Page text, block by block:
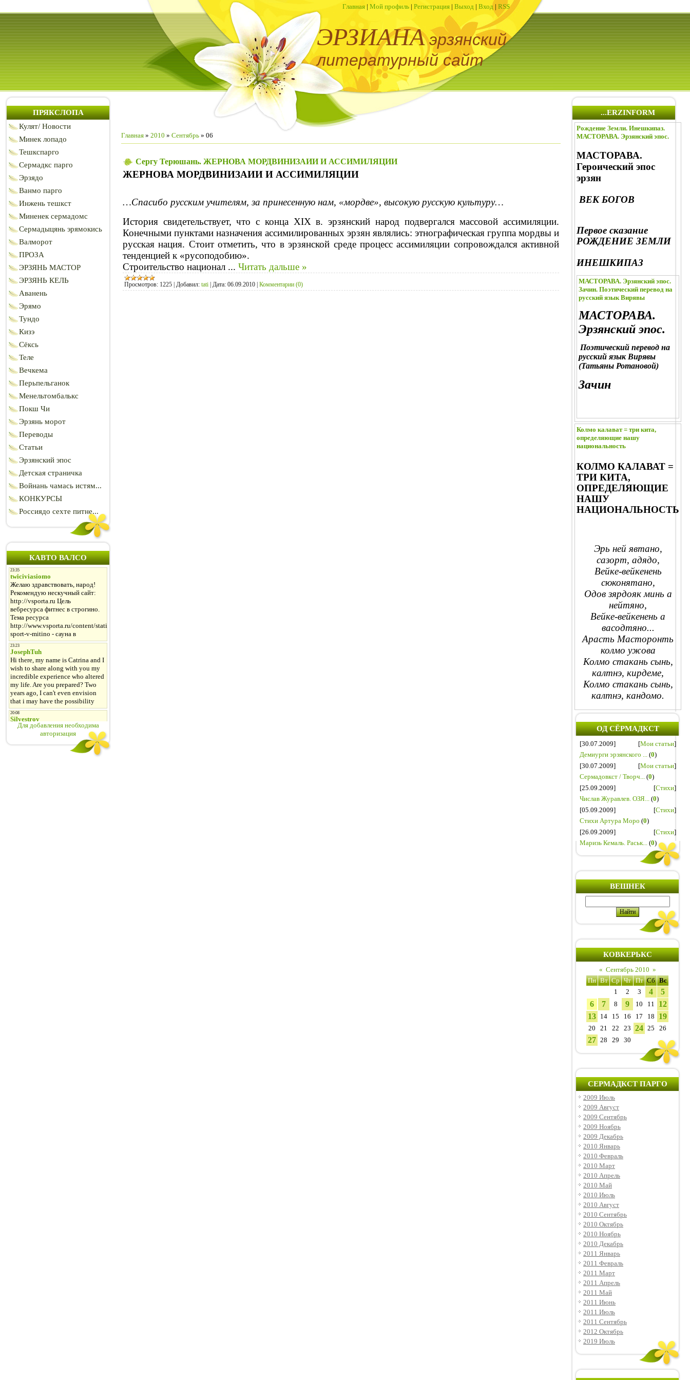
Главная | Мой профиль | Регистрация | Выход | Вход | RSS
ЭРЗИАНА эрзянский
литературный сайт
ПРЯКСЛОПА
Кулят/ Новости
Минек лопадо
Тешкспарго
Сермадкс парго
Эрзядо
Ванмо парго
Инжень тешкст
Миненек сермадомс
Сермадыцянь эрямокись
Валморот
ПРОЗА
ЭРЗЯНЬ МАСТОР
ЭРЗЯНЬ КЕЛЬ
Аванень
Эрямо
Тундо
Кизэ
Сёксь
Теле
Вечкема
Перьпельганок
Менельтомбалькс
Покш Чи
Эрзянь морот
Переводы
Статьи
Эрзянский эпос
Детская страничка
Войнань чамась истям...
КОНКУРСЫ
Россиядо сехте питне...
КАВТО ВАЛСО
Для добавления необходима
авторизация
Главная » 2010 » Сентябрь » 06
Сергу Терюшань. ЖЕРНОВА МОРДВИНИЗАИИ И АССИМИЛЯЦИИ
ЖЕРНОВА МОРДВИНИЗАИИ И АССИМИЛЯЦИИ
…Спасибо русским учителям, за принесенную нам, «мордве», высокую русскую культуру…
История свидетельствует, что с конца ХIХ в. эрзянский народ подвергался массовой ассимиляции.
Конечными пунктами назначения ассимилированных эрзян являлись: этнографическая группа мордвы и
русская нация. Стоит отметить, что в эрзянской среде процесс ассимиляции сопровождался активной
тенденцией к «русоподобию».
Строительство национал ... Читать дальше »
Просмотров: 1225 | Добавил: tati | Дата: 06.09.2010 | Комментарии (0)
...ERZINFORM
Рождение Земли. Инешкипаз.
МАСТОРАВА. Эрзянский эпос.
МАСТОРАВА.
Героический эпос
эрзян
ВЕК БОГОВ
Первое сказание
РОЖДЕНИЕ ЗЕМЛИ
ИНЕШКИПАЗ
МАСТОРАВА. Эрзянский эпос.
Зачин. Поэтический перевод на
русский язык Вирявы
МАСТОРАВА.
Эрзянский эпос.
Поэтический перевод на
русский язык Вирявы
(Татьяны Ротановой)
Зачин
Колмо калават = три кита,
определяющие нашу
национальность
КОЛМО КАЛАВАТ =
ТРИ КИТА,
ОПРЕДЕЛЯЮЩИЕ
НАШУ
НАЦИОНАЛЬНОСТЬ
Эрь ней явтано,
сазорт, адядо,
Вейке-вейкенень
сюконятано,
Одов зярдояк минь а
нейтяно,
Вейке-вейкенень а
васодтяно...
Арасть Масторонть
колмо ужова
Колмо стакань сынь,
калтнэ, кирдеме,
Колмо стакань сынь,
калтнэ, кандомо.
ОД СЁРМАДКСТ
[30.07.2009] [Мои статьи]
Демиурги эрзянского ... (0)
[30.07.2009]
[Мои статьи]
Сермадовкст / Творч... (0)
[25.09.2009]
[Стихи]
Числав Журавлев. ОЗЯ... (0)
[05.09.2009]
[Стихи]
Стихи Артура Моро (0)
[26.09.2009]
[Стихи]
Маризь Кемаль. Раськ... (0)
ВЕШНЕК
КОВКЕРЬКС
« Сентябрь 2010 »
Пн Вт Ср Чт Пт Сб Вс
1
2 3 4
5
6
7 8 9 10 11
12
13 14 15 16 17 18 19
20 21 22 23 24 25 26
27 28 29 30
СЕРМАДКСТ ПАРГО
2009 Июль
2009 Август
2009 Сентябрь
2009 Ноябрь
2009 Декабрь
2010 Январь
2010 Февраль
2010 Март
2010 Апрель
2010 Май
2010 Июль
2010 Август
2010 Сентябрь
2010 Октябрь
2010 Ноябрь
2010 Декабрь
2011 Январь
2011 Февраль
2011 Март
2011 Апрель
2011 Май
2011 Июнь
2011 Июль
2011 Сентябрь
2012 Октябрь
2019 Июль